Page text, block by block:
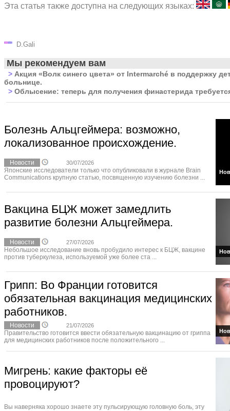
Эта статья также доступна на следующих языках:
D.Gali
Мы рекомендуем вам
> Акция «Волк синего цвета» от Intermarché в поддержку
больнице.
> Облысение: теперь для получения финастерида
Болезнь Альцгеймера: возможно,
локализованное происхождение.
Новости 30/07/2026
Японские исследователи только что опубликовали в журнале Brain
Communications крупную статью, посвященную изучению болезни ...
Вакцина БЦЖ может замедлить
развитие болезни Альцгеймера.
Новости 27/07/2026
Небольшое исследование вновь пробудило интерес к БЦЖ, вакцине
против туберкулеза, используемой уже более ста ...
Грипп: Во Франции готовится
обязательная вакцинация медицинских
работников.
Новости 21/07/2026
Правительство готовится ввести обязательную вакцинацию от гриппа
для медицинских работников после положительного ...
Мигрень: какие факторы её
провоцируют?
Вы наверняка хорошо знаете эту пульсирующую головную боль, эту